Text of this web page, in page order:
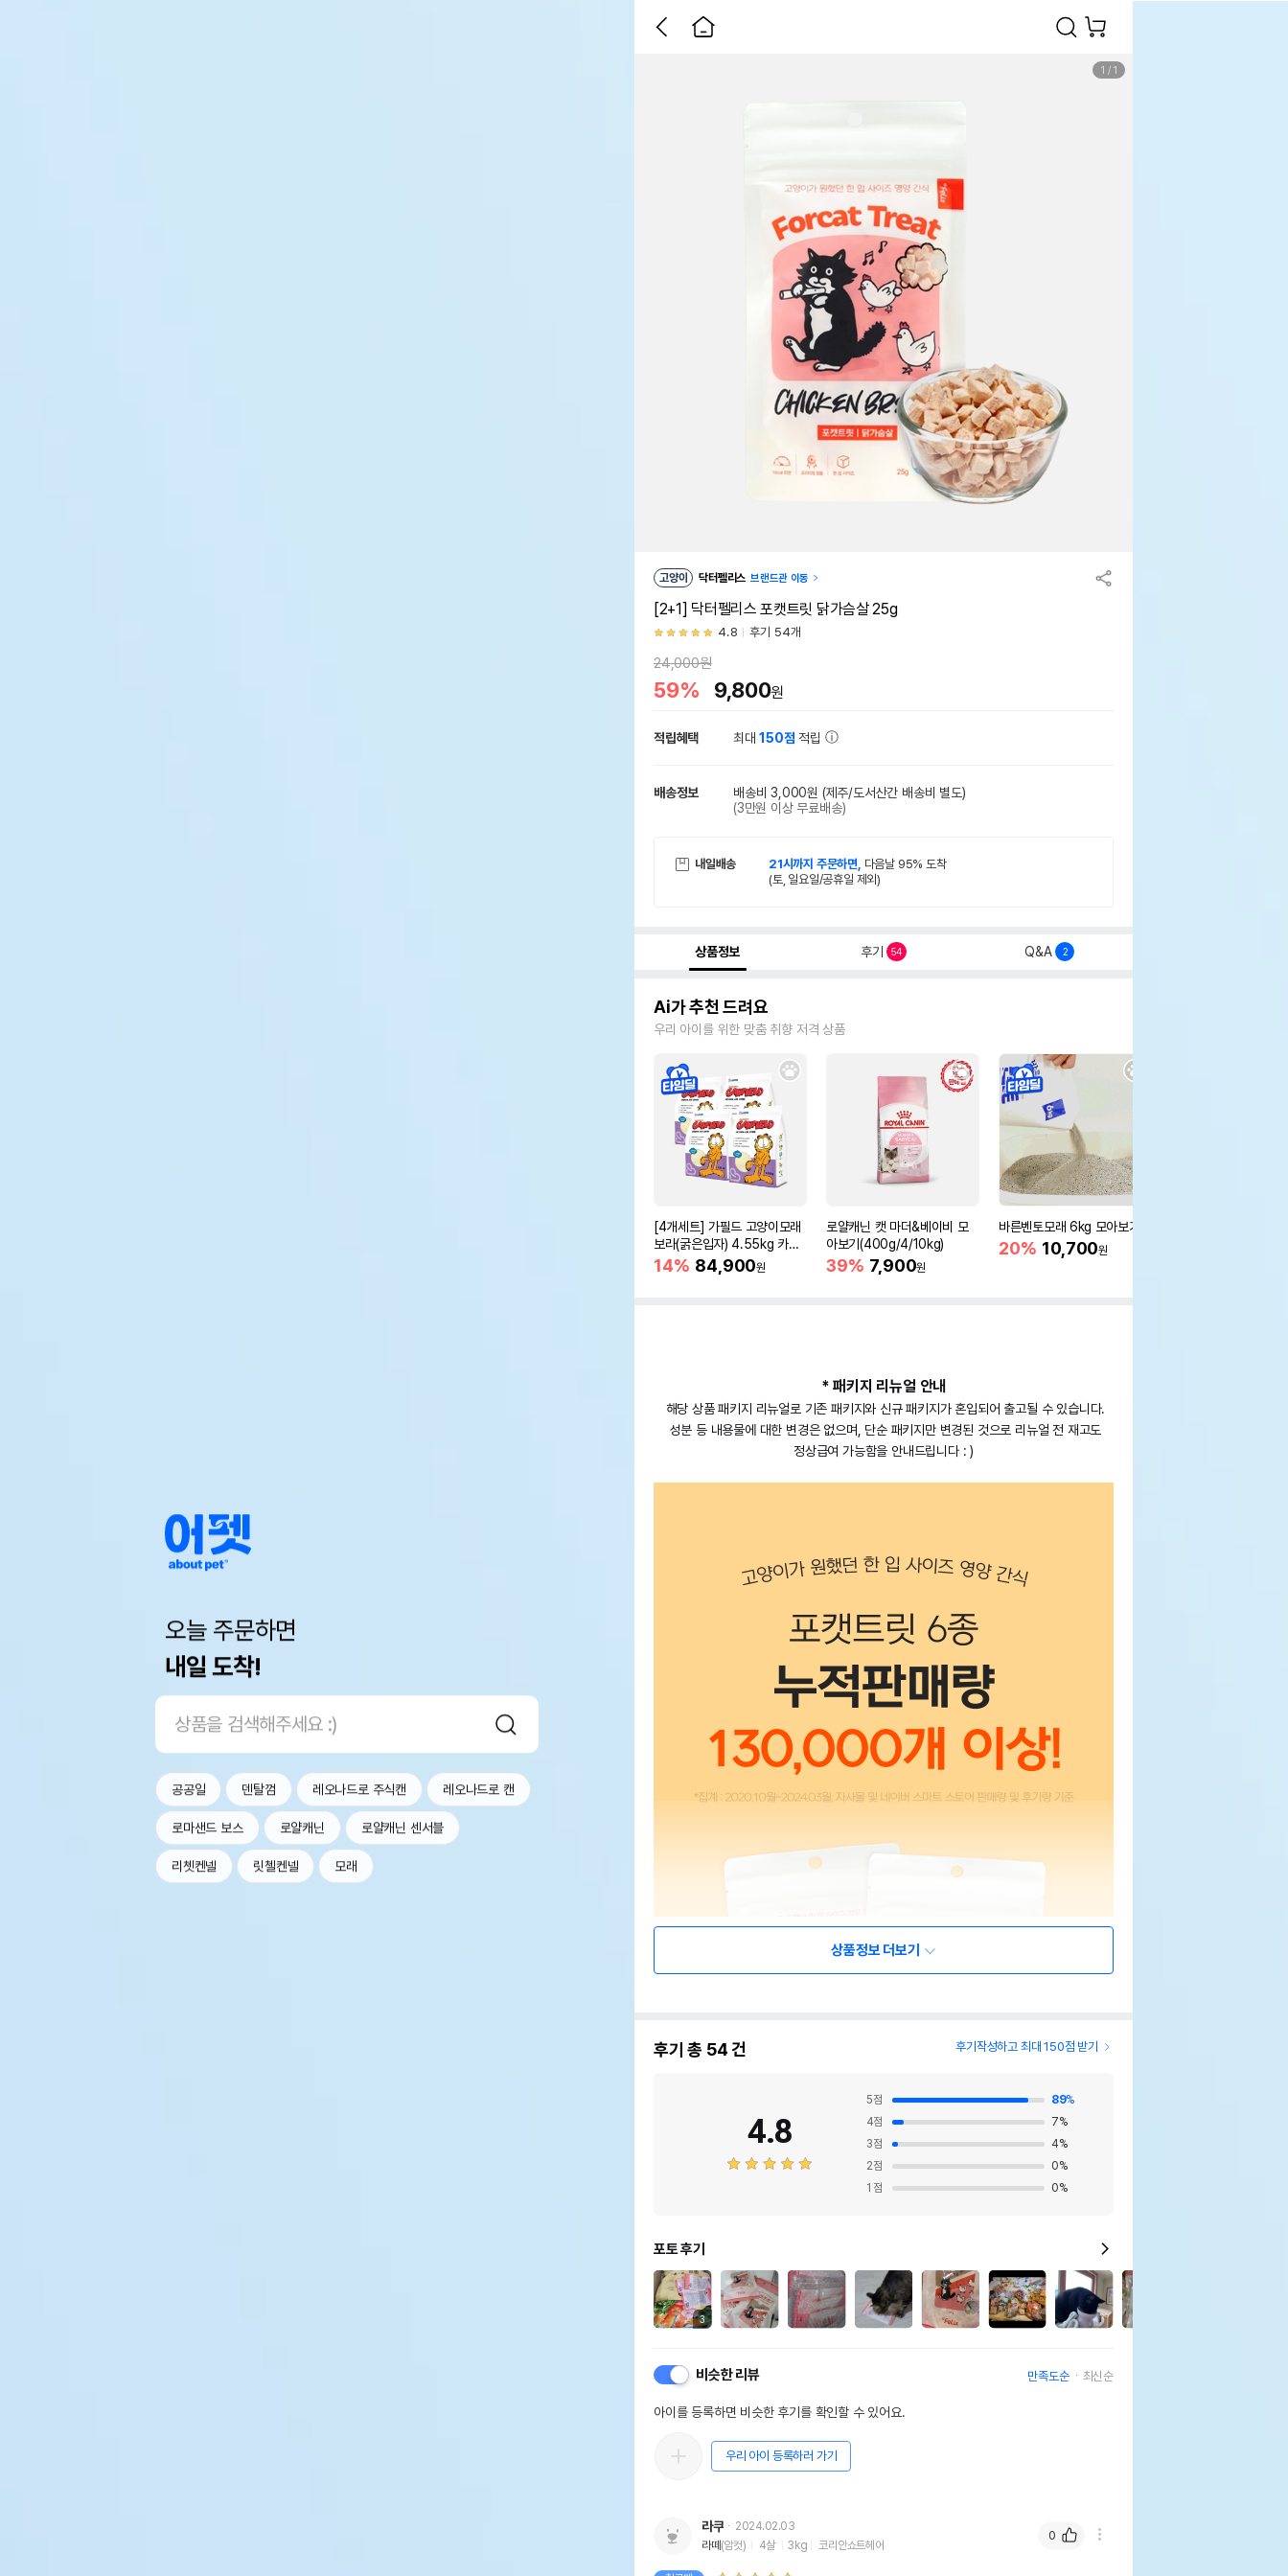
오늘 주문하면
내일 도착!
공공일 덴탈껌 레오나드로 주식캔 레오나드로 캔
로마샌드 보스 로얄캐닌 로얄캐닌 센서블
리쳇켄넬 릿첼켄넬 모래
1 / 1
고양이 닥터펠리스 브랜드관 이동
[2+1] 닥터펠리스 포캣트릿 닭가슴살 25g
4.8 후기 54개
24,000원
59% 9,800원
적립혜택 최대150점 적립
배송정보 배송비 3,000원 (제주/도서산간 배송비 별도)
(3만원 이상 무료배송)
내일배송 21시까지 주문하면, 다음날 95% 도착
(토, 일요일/공휴일 제외)
상품정보 후기 54 Q&A 2
Ai가 추천 드려요
우리 아이를 위한 맞춤 취향 저격 상품
[4개세트] 가필드 고양이모래
보라(굵은입자) 4.55kg 카사
바모래
14% 84,900원
로얄캐닌 캣 마더&베이비 모
아보기(400g/4/10kg)
39% 7,900원
바른벤토모래 6kg 모아보기
20% 10,700원
* 패키지 리뉴얼 안내
해당 상품 패키지 리뉴얼로 기존 패키지와 신규 패키지가 혼입되어 출고될 수 있습니다.
성분 등 내용물에 대한 변경은 없으며, 단순 패키지만 변경된 것으로 리뉴얼 전 재고도
정상급여 가능함을 안내드립니다 : )
상품정보 더보기
후기 총 54건 후기작성하고 최대 150점 받기
4.8
5점 89%
4점 7%
3점 4%
2점 0%
1 점 0%
포토 후기
3
비슷한 리뷰 만족도순 최신순
아이를 등록하면 비슷한 후기를 확인할 수 있어요.
우리 아이 등록하러 가기
라쿠
2024.02.03
라떼(암컷) 4살 3kg 코리안쇼트헤어
0